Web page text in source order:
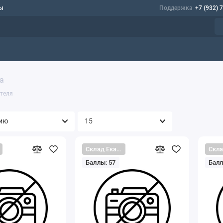
Поддержка +7 (932)
Склад Екатеринбург
Баллы: 57